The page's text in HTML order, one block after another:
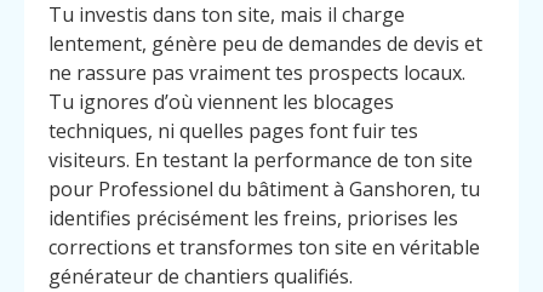
Tu investis dans ton site, mais il charge
lentement, génère peu de demandes de devis et
ne rassure pas vraiment tes prospects locaux.
Tu ignores d’où viennent les blocages
techniques, ni quelles pages font fuir tes
visiteurs. En testant la performance de ton site
pour Professionel du bâtiment à Ganshoren, tu
identifies précisément les freins, priorises les
corrections et transformes ton site en véritable
générateur de chantiers qualifiés.